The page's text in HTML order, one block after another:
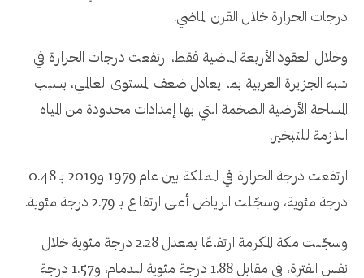
درجات الحرارة خلال القرن الماضي.
وخلال العقود الأربعة الماضية فقط، ارتفعت درجات الحرارة في
شبه الجزيرة العربية بما يعادل ضعف المستوى العالمي، بسبب
المساحة الأرضية الضخمة التي بها إمدادات محدودة من المياه
اللازمة للتبخير.
ارتفعت درجة الحرارة في المملكة بين عام 1979 و2019 بـ 0.48
درجة مئوية، وسجّلت الرياض أعلى ارتفاع بـ 2.79 درجة مئوية.
وسجّلت مكة المكرمة ارتفاعًا بمعدل 2.28 درجة مئوية خلال
نفس الفترة، في مقابل 1.88 درجة مئوية للدمام، و1.57 درجة